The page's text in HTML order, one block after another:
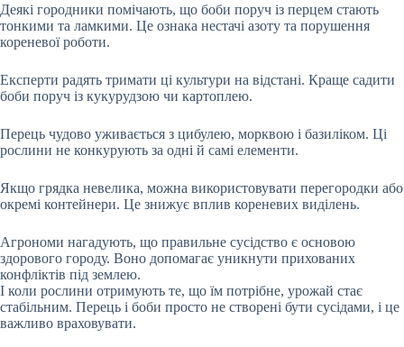
Деякі городники помічають, що боби поруч із перцем стають
тонкими та ламкими. Це ознака нестачі азоту та порушення
кореневої роботи.
Експерти радять тримати ці культури на відстані. Краще садити
боби поруч із кукурудзою чи картоплею.
Перець чудово уживається з цибулею, морквою і базиліком. Ці
рослини не конкурують за одні й самі елементи.
Якщо грядка невелика, можна використовувати перегородки або
окремі контейнери. Це знижує вплив кореневих виділень.
Агрономи нагадують, що правильне сусідство є основою
здорового городу. Воно допомагає уникнути прихованих
конфліктів під землею.
І коли рослини отримують те, що їм потрібне, урожай стає
стабільним. Перець і боби просто не створені бути сусідами, і це
важливо враховувати.